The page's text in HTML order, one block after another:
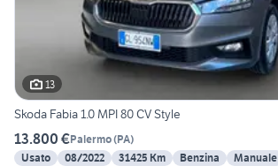
13
Skoda Fabia 1.0 MPI 80 CV Style
13.800 €Palermo(PA)
Usato
08/2022 31425 Km Benzina Manuale